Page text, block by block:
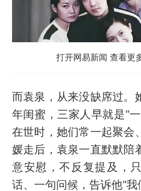
打开网易新闻 查看更
而袁泉，从来没缺席过。
年闺蜜，三家人早就是“
在世时，她们常一起聚会
媛走后，袁泉一直默默陪
意安慰，不反复提及，
话、一句问候，告诉他“我